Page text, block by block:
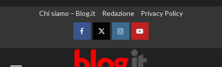
Chi siamo – Blog.it Redazione Privacy Policy
FacebookTwitterInstagramYouTube